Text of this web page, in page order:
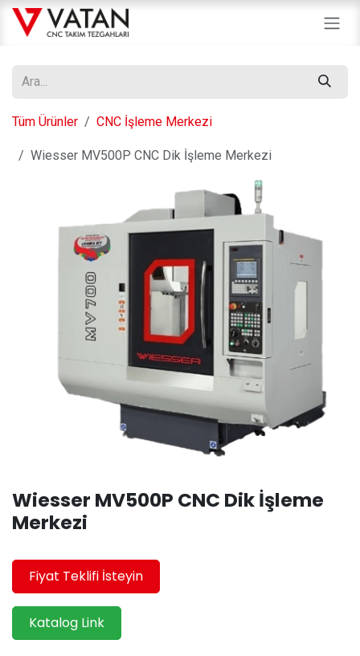
İçereği Atla
Tüm Ürünler CNC İşleme Merkezi
Wiesser MV500P CNC Dik İşleme Merkezi
Wiesser MV500P CNC Dik İşleme
Merkezi
Fiyat Teklifi İsteyin
Katalog Link